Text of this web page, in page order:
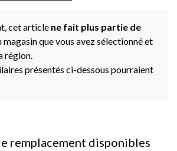
cet article ne fait plus partie de
magasin que vous avez sélectionné et
région.
présentés ci-dessous pourraient
remplacement disponibles